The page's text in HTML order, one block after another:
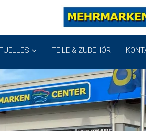
TEILE & ZUBEHÖR